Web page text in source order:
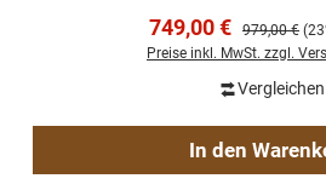
Verkaufspreis:
749,00 € Regulärer
979,00 €
Preise inkl. MwSt. zzgl.
Vergleichen
In den